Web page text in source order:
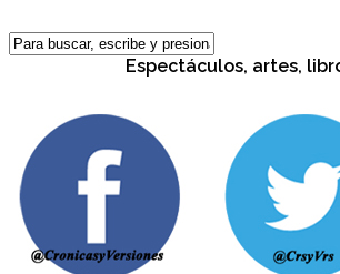
Espectáculos, artes,